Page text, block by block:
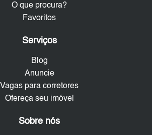
O que procura?
Favoritos
Serviços
Blog
Anuncie
Vagas para corretores
Ofereça seu imóvel
Sobre nós